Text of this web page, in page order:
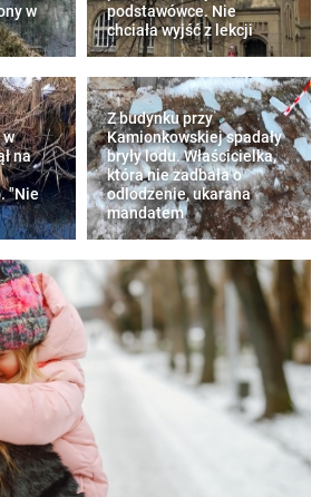
w
podstawówce. Nie
chciała wyjść z lekcji
w
na
"Nie
Z budynku przy
Kamionkowskiej spadały
bryły lodu. Właścicielka,
która nie zadbała o
odlodzenie, ukarana
mandatem